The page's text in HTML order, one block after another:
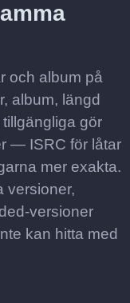
och album på
album, längd
gör
— ISRC för låtar
mer exakta.
versioner,
versioner
kan hitta med